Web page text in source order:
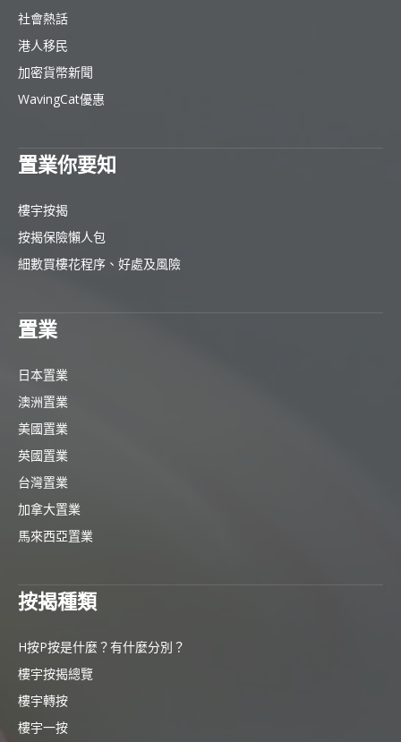
社會熱話
港人移民
加密貨幣新聞
WavingCat優惠
置業你要知
樓宇按揭
按揭保險懶人包
細數買樓花程序、好處及風險
置業
日本置業
澳洲置業
美國置業
英國置業
台灣置業
加拿大置業
馬來西亞置業
按揭種類
H按P按是什麼？有什麼分別？
樓宇按揭總覽
樓宇轉按
樓宇一按